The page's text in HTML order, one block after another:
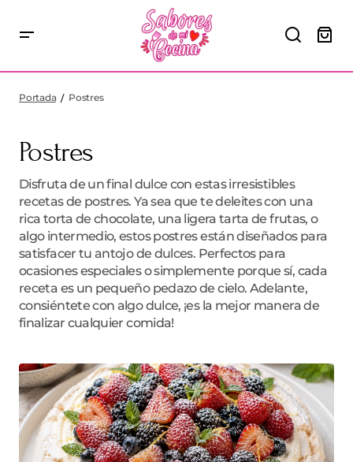
Portada Postres
Postres
Disfruta de un final dulce con estas irresistibles
recetas de postres. Ya sea que te deleites con una
rica torta de chocolate, una ligera tarta de frutas, o
algo intermedio, estos postres están diseñados para
satisfacer tu antojo de dulces. Perfectos para
ocasiones especiales o simplemente porque sí, cada
receta es un pequeño pedazo de cielo. Adelante,
consiéntete con algo dulce, ¡es la mejor manera de
finalizar cualquier comida!